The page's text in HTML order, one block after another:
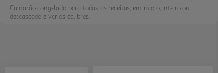
Camarão congelado para todas as receitas, em miolo, inteiro ou
descascado e vários calibres.